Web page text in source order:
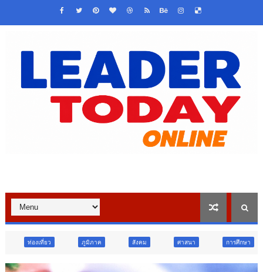
ภูมิภาค การศึกษา สังคม